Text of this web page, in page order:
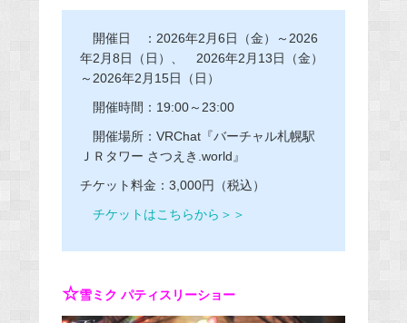
開催日 ：2026年2月6日（金）～2026
年2月8日（日）、
2026年2月13日（金）
～2026年2月15日（日）
開催時間：19:00～23:00
開催場所：VRChat『バーチャル札幌駅
ＪＲタワー さつえき.world』
チケット料金：3,000円（税込）
チケットはこちらから＞＞
☆雪ミク パティスリーショー